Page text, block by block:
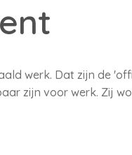
werk. Dat zijn de
zijn voor werk. Zij